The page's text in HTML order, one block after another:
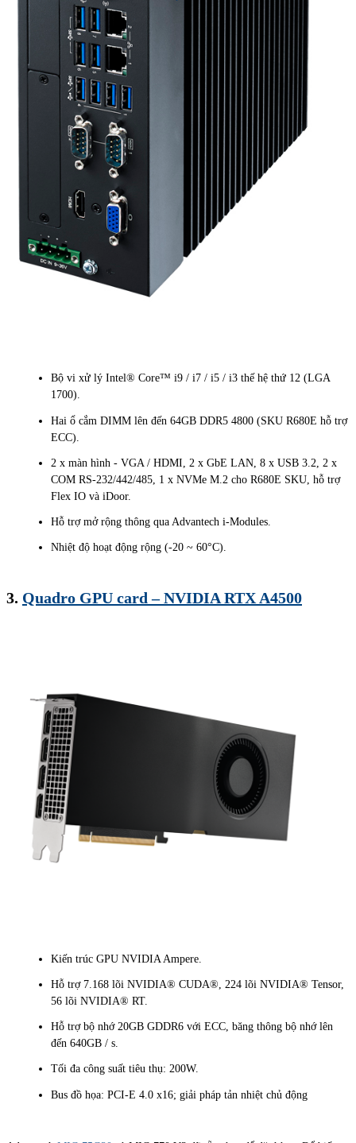
Bộ vi xử lý Intel® Core™ i9 / i7 / i5 / i3 thế hệ thứ 12 (LGA
1700).
Hai ổ cắm DIMM lên đến 64GB DDR5 4800 (SKU R680E hỗ trợ
ECC).
2 x màn hình - VGA / HDMI, 2 x GbE LAN, 8 x USB 3.2, 2 x
COM RS-232/442/485, 1 x NVMe M.2 cho R680E SKU, hỗ trợ
Flex IO và iDoor.
Hỗ trợ mở rộng thông qua Advantech i-Modules.
Nhiệt độ hoạt động rộng (-20 ~ 60°C).
3. Quadro GPU card – NVIDIA RTX A4500
Kiến trúc GPU NVIDIA Ampere.
Hỗ trợ 7.168 lõi NVIDIA® CUDA®, 224 lõi NVIDIA® Tensor,
56 lõi NVIDIA® RT.
Hỗ trợ bộ nhớ 20GB GDDR6 với ECC, băng thông bộ nhớ lên
đến 640GB / s.
Tối đa công suất tiêu thụ: 200W.
Bus đồ họa: PCI-E 4.0 x16; giải pháp tản nhiệt chủ động